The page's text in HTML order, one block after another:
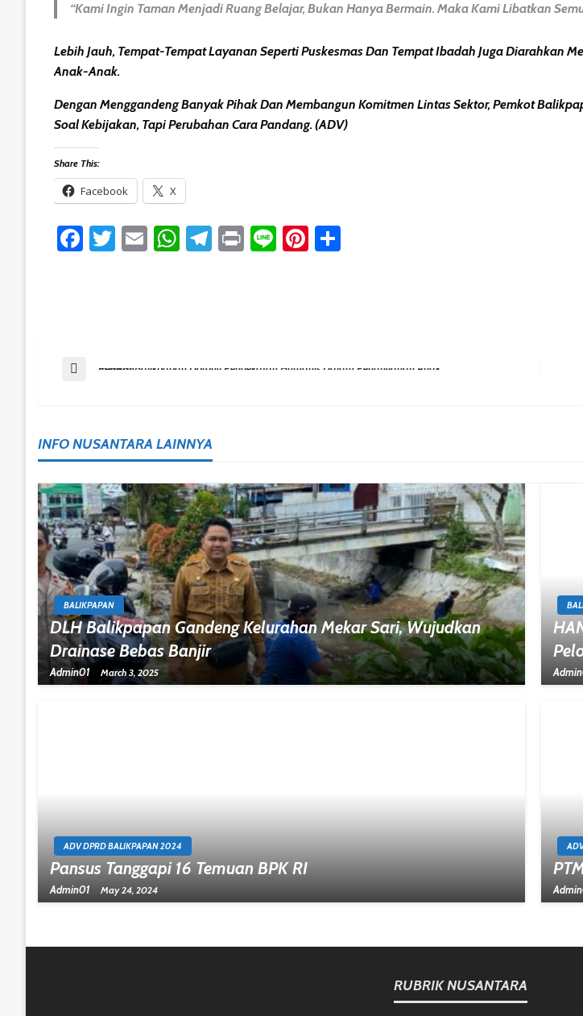
“Kami Ingin Taman Menjadi Ruang Belajar, Bukan Hanya Bermain. Maka Kami Libatkan
Lebih Jauh, Tempat-Tempat Layanan Seperti Puskesmas Dan Tempat Ibadah Juga Diarahkan
Anak-Anak.
Dengan Menggandeng Banyak Pihak Dan Membangun Komitmen Lintas Sektor, Pemkot
Soal Kebijakan, Tapi Perubahan Cara Pandang. (ADV)
Share This:
Facebook X
Facebook
Twitter
EmailWhatsApp
Telegram
PrintLinePinterest
Post
Previous Post Pemkot Balikpapan Dorong Pendekatan Humanis Dalam Penanganan Anak Jalanan
INFO NUSANTARA LAINNYA
BALIKPAPAN
DLH Balikpapan Gandeng Kelurahan Mekar Sari, Wujudkan
Drainase Bebas Banjir
Admin01 March 3, 2025
ADV DPRD BALIKPAPAN 2024
Pansus Tanggapi 16 Temuan BPK RI
Admin01 May 24, 2024
RUBRIK NUSANTARA